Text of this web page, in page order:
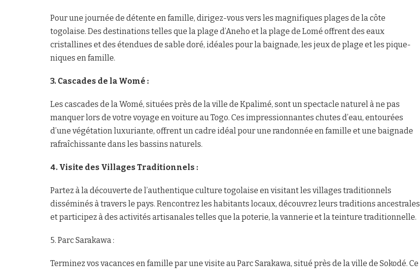
Pour une journée de détente en famille, dirigez-vous vers les magnifiques plages de la côte
togolaise. Des destinations telles que la plage d’Aneho et la plage de Lomé offrent des eaux
cristallines et des étendues de sable doré, idéales pour la baignade, les jeux de plage et les pique-
niques en famille.
3. Cascades de la Womé :
Les cascades de la Womé, situées près de la ville de Kpalimé, sont un spectacle naturel à ne pas
manquer lors de votre voyage en voiture au Togo. Ces impressionnantes chutes d’eau, entourées
d’une végétation luxuriante, offrent un cadre idéal pour une randonnée en famille et une baignade
rafraîchissante dans les bassins naturels.
4. Visite des Villages Traditionnels :
Partez à la découverte de l’authentique culture togolaise en visitant les villages traditionnels
disséminés à travers le pays. Rencontrez les habitants locaux, découvrez leurs traditions ancestrales
et participez à des activités artisanales telles que la poterie, la vannerie et la teinture traditionnelle.
5. Parc Sarakawa :
Terminez vos vacances en famille par une visite au Parc Sarakawa, situé près de la ville de Sokodé. Ce